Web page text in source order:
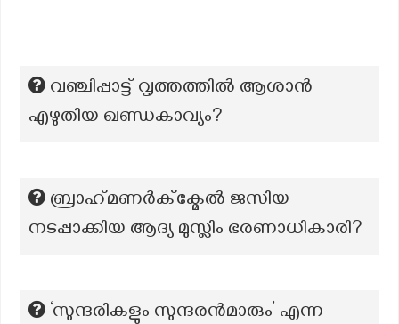
വഞ്ചിപ്പാട്ട് വൃത്തത്തില്‍ ആശാന്‍
എഴുതിയ ഖണ്ഡകാവ്യം?
ബ്രാഹ്‌മണർക്ക്മേൽ ജസിയ
നടപ്പാക്കിയ ആദ്യ മുസ്ലിം ഭരണാധികാരി?
‘സുന്ദരികളും സുന്ദരൻമാരും’ എന്ന